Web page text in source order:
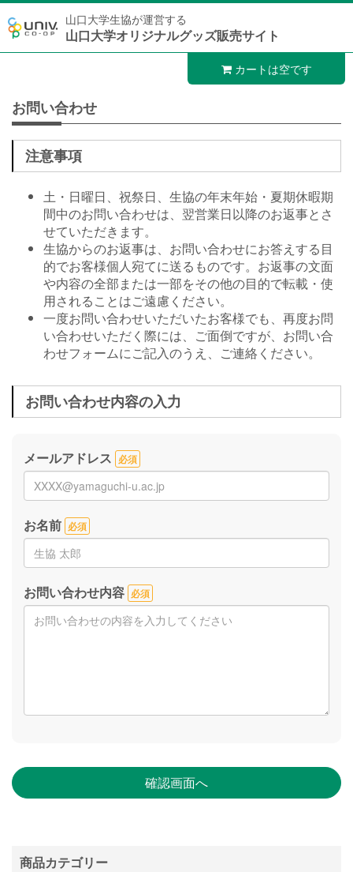
山口大学生協が運営する
山口大学オリジナルグッズ販売サイト
カートは空です
お問い合わせ
注意事項
土・日曜日、祝祭日、生協の年末年始・夏期休暇期
間中のお問い合わせは、翌営業日以降のお返事とさ
せていただきます。
生協からのお返事は、お問い合わせにお答えする目
的でお客様個人宛てに送るものです。お返事の文面
や内容の全部または一部をその他の目的で転載・使
用されることはご遠慮ください。
一度お問い合わせいただいたお客様でも、再度お問
い合わせいただく際には、ご面倒ですが、お問い合
わせフォームにご記入のうえ、ご連絡ください。
お問い合わせ内容の入力
メールアドレス 必須
お名前 必須
お問い合わせ内容 必須
商品カテゴリー